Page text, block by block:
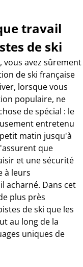
travail
de ski
vous avez sûrement
de ski française
lorsque vous
populaire, ne
de spécial : le
entretenu
matin jusqu'à
que
et une sécurité
à leurs
acharné. Dans cet
plus près
de ski que les
au long de la
uniques de